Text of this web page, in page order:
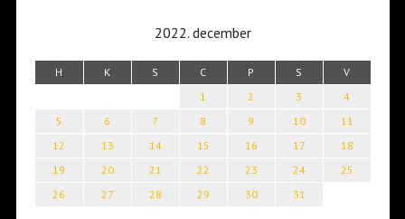
2022. december
H K S C P S V
1 2 3
4
5
6 7 8 9 10
11
12
13 14 15 16 17
18
19
20 21 22 23 24
25
26
27 28 29 30 31